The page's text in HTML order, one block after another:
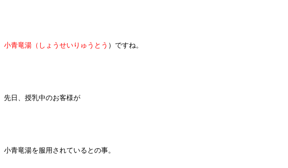
小青竜湯（しょうせいりゅうとう ）ですね。
先日、授乳中のお客様が
小青竜湯を服用されているとの事。